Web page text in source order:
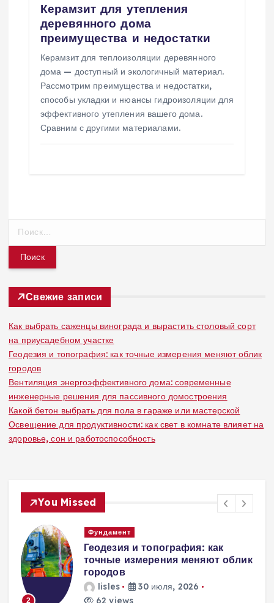
Керамзит для утепления
деревянного дома
преимущества и недостатки
Керамзит для теплоизоляции деревянного
дома — доступный и экологичный материал.
Рассмотрим преимущества и недостатки,
способы укладки и нюансы гидроизоляции для
эффективного утепления вашего дома.
Сравним с другими материалами.
т
Свежие записи
Как выбрать саженцы винограда и вырастить столовый сорт
на приусадебном участке
Геодезия и топография: как точные измерения меняют облик
городов
Вентиляция энергоэффективного дома: современные
инженерные решения для пассивного домостроения
Какой бетон выбрать для пола в гараже или мастерской
Освещение для продуктивности: как свет в комнате влияет на
здоровье, сон и работоспособность
You Missed
Вентиляция
Вентиляция
энергоэффективного дома:
современные инженерные
решения для пассивного
домостроения